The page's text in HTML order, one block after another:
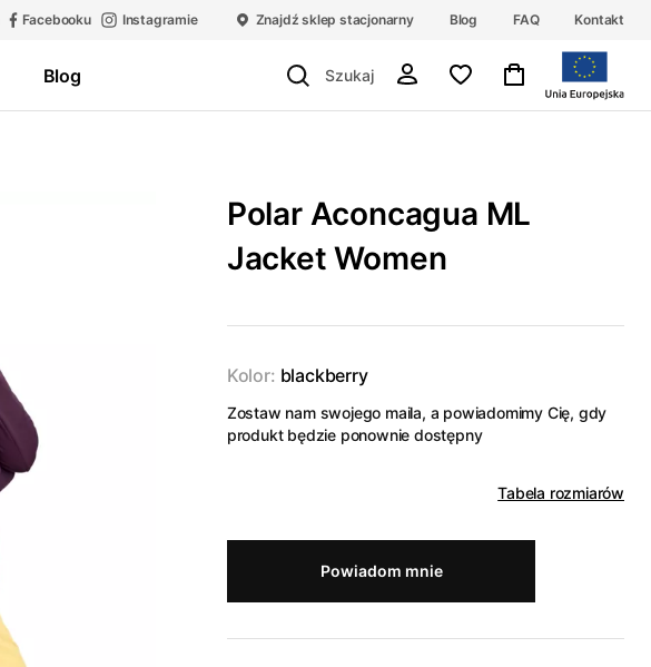
Facebooku Instagramie Znajdź sklep stacjonarny Blog FAQ Kontakt
Blog
Polar Aconcagua ML
Jacket Women
Kolor: blackberry
Zostaw nam swojego maila, a powiadomimy Cię, gdy
produkt będzie ponownie dostępny
Tabela rozmiarów
Powiadom mnie